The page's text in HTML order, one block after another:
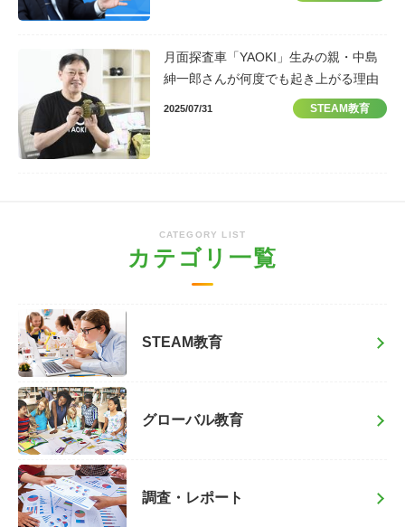
月面探査車「YAOKI」生みの親・中島
紳一郎さんが何度でも起き上がる理由
2025/07/31 STEAM教育
カテゴリ一覧
CATEGORY LIST
STEAM教育
グローバル教育
調査・レポート